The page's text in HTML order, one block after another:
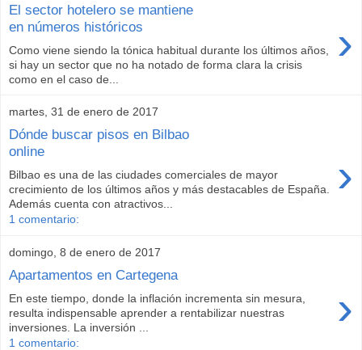
El sector hotelero se mantiene
en números históricos
›
Como viene siendo la tónica habitual durante los últimos años,
si hay un sector que no ha notado de forma clara la crisis
como en el caso de...
martes, 31 de enero de 2017
Dónde buscar pisos en Bilbao
online
›
Bilbao es una de las ciudades comerciales de mayor
crecimiento de los últimos años y más destacables de España.
Además cuenta con atractivos...
1 comentario:
domingo, 8 de enero de 2017
Apartamentos en Cartegena
›
En este tiempo, donde la inflación incrementa sin mesura,
resulta indispensable aprender a rentabilizar nuestras
inversiones. La inversión ...
1 comentario: